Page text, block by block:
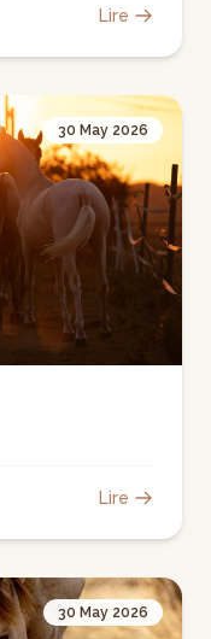
Lire
30 May 2026
Lire
30 May 2026